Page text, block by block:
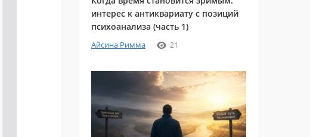
интерес к антиквариату с позиций
психоанализа (часть 1)
Айсина Римма 21